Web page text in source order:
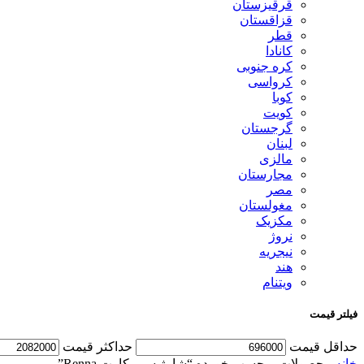
قرقیزستان
قزاقستان
قطر
کانادا
کره جنوبی
کرواسی
کوبا
کویت
گرجستان
لبنان
مالزی
مجارستان
مصر
مغولستان
مکزیک
نروژ
نیجریه
هند
ویتنام
فیلتر قیمت
حداقل قیمت
حداكثر قيمت